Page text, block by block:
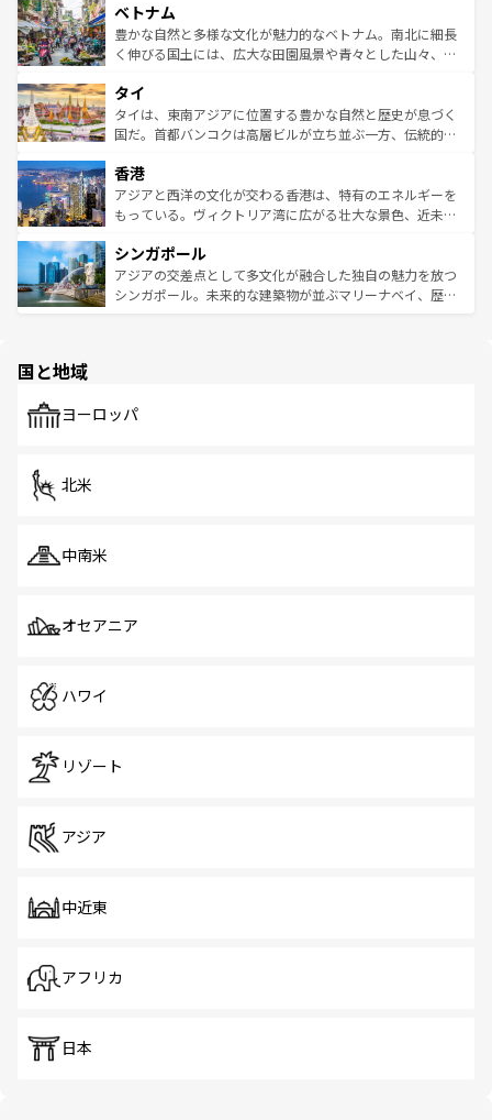
参照してほしい。
容にもいいと評判のスイーツなど、バラエティ豊かな料理
が味わえる。 なお、新着の台湾情報は コンテンツ一覧を参
照してほしい。
き、地方に足を延ばせば四季折々の自然美を楽しむことが
できる。そして、キムチや焼肉、絶品のストリートフード
まで、さまざまな韓国料理が待っている。夜には、韓国な
リティに包まれながら、韓国の多彩な魅力を心ゆくまで味
わってみてほしい。 なお、新着の韓国情報はコンテンツ一
覧を参照してほしい。
ベトナム
豊かな自然と多様な文化が魅力的なベトナム。南北に細長
く伸びる国土には、広大な田園風景や青々とした山々、世
急速な発展と共に伝統が息づく。ハノイの古い町並みやホ
ーチミン市のフランス統治時代の建物も、独特の雰囲気を
醸し出している。また、バラエティの豊かさとおいしさで
とつ。フォーやバインミー、ベトナムコーヒーなどは、ぜ
ひ現地で味わいたい。どの地域を訪れてもあたたかい人々
が旅行者を迎えてくれるので、きっと忘れられない旅にな
参照してほしい。
タイ
タイは、東南アジアに位置する豊かな自然と歴史が息づく
国だ。首都バンコクは高層ビルが立ち並ぶ一方、伝統的な
の活気が交差している。北部ではチェンマイなどの山岳地
帯で自然と触れ合い、南部ではプーケットやクラビの美し
いビーチでリゾート気分を楽しむことができる。タイ料理
激する。気候は一年中温暖で、どの季節にも異なる楽しみ
が待っている。親しみやすいタイの人々、仏教を中心とし
た文化、そして多様な観光資源が、訪れる旅人を魅了し続
香港
アジアと西洋の文化が交わる香港は、特有のエネルギーを
もっている。ヴィクトリア湾に広がる壮大な景色、近未来
み、どこを訪れても感動するはず。観光スポットが密集し
ており、効率よく見どころを回れるのも魅力。息をのむよ
うな絶景から文化的な体験まで、香港を存分に楽しみ尽く
シンガポール
アジアの交差点として多文化が融合した独自の魅力を放つ
シンガポール。未来的な建築物が並ぶマリーナベイ、歴史
で、ホーカーズは地元の風情を楽しめる外せないスポット
国と地域
ヨーロッパ
北米
中南米
オセアニア
ハワイ
リゾート
アジア
中近東
アフリカ
日本